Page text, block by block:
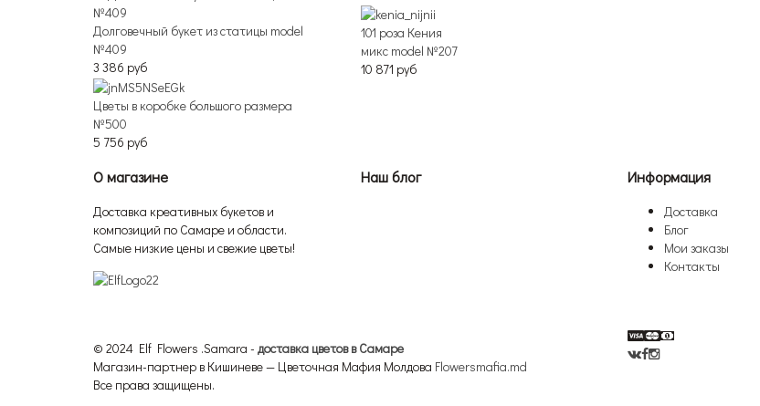
101 роза Кения
микс model №207
10 871 руб
Долговечный букет из статицы model
№409
3 386 руб
Цветы в коробке большого размера
№500
5 756 руб
О магазине
Доставка креативных букетов и
композиций по Самаре и области.
Самые низкие цены и свежие цветы!
Наш блог Информация
Доставка
Блог
Мои заказы
Контакты
© 2024 Elf Flowers .Samara - доставка цветов в Самаре
Магазин-партнер в Кишиневе — Цветочная Мафия Молдова Flowersmafia.md
Все права защищены.